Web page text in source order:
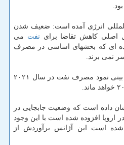
انرژی آمده است: ضعیف شدن
اصلی کاهش تقاضا برای نفت می
ای که بخشهای اساسی در مصرف
نمی برند.
آژانس بین المللی انرژی پیش بینی نمود مصرف نفت در سال ۲۰۲۱
داده است که وضعیت جابجایی در
اروپا افزوده شده است با این وجود
کووید ۱۹ سبب شده است این آژانس برآوردش از